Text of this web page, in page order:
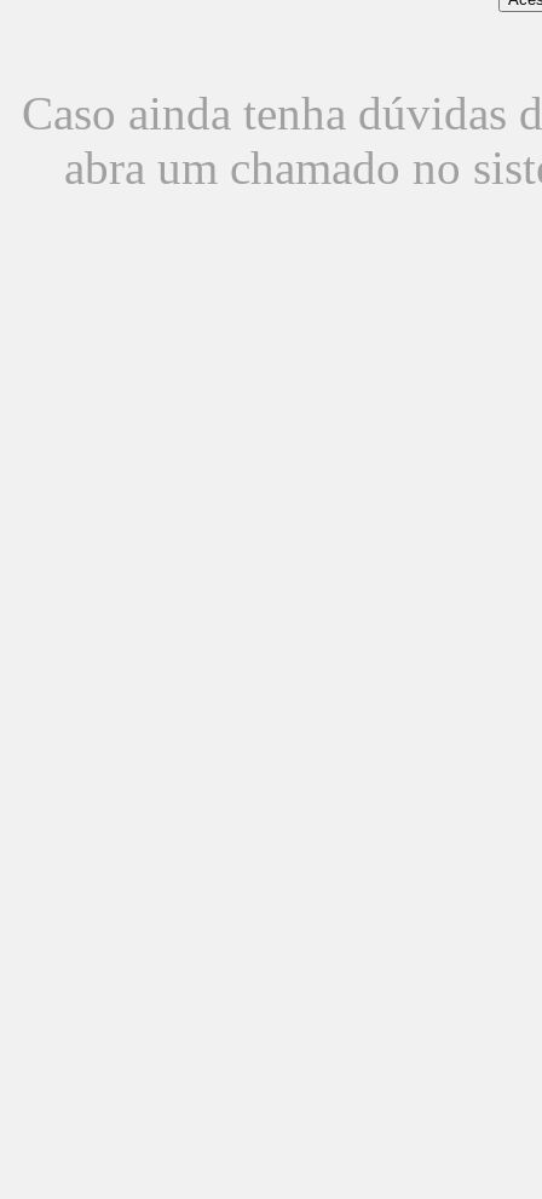
Caso ainda tenha dúvidas
abra um chamado no